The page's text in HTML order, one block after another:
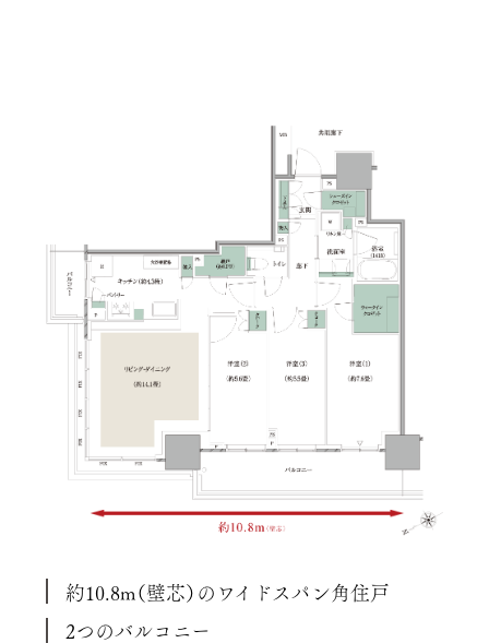
約10.8m（壁芯）のワイドスパン角住戸
2つのバルコニー